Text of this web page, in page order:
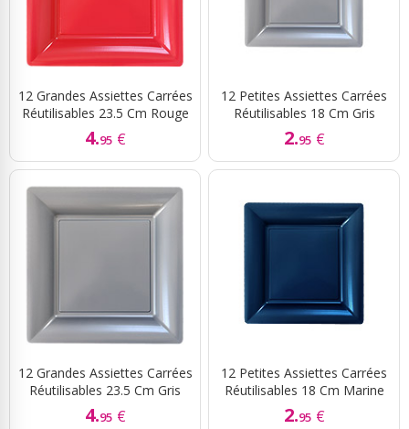
12 Grandes Assiettes Carrées
Réutilisables 23.5 Cm Rouge
4.95 €
12 Petites Assiettes Carrées
Réutilisables 18 Cm Gris
2.95 €
12 Grandes Assiettes Carrées
Réutilisables 23.5 Cm Gris
4.95 €
12 Petites Assiettes Carrées
Réutilisables 18 Cm Marine
2.95 €